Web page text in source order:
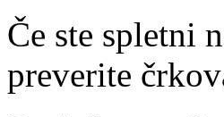
Če ste spletni
preverite